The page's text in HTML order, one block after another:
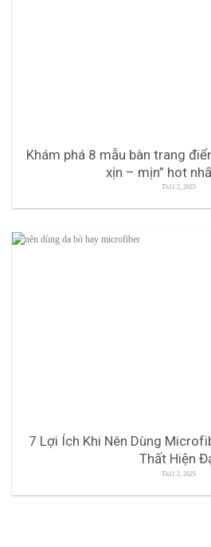
Khám phá 8 mẫu bàn trang
xịn – mịn” hot
Th11 2, 2025
7 Lợi Ích Khi Nên Dùng
Thất Hiện
Th11 2, 2025